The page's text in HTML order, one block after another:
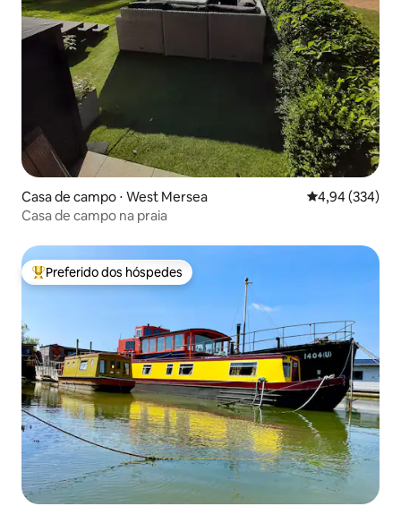
Casa de campo ⋅ West Mersea 4,94 de uma
4,94 (334)
Casa de campo na praia
Entre os melhores preferidos dos hóspedes
Preferido dos hóspedes